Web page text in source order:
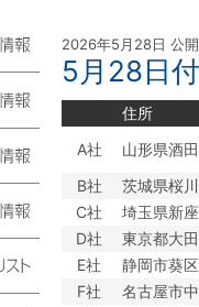
2026年5月28日 公開
5月28日
住所
A社
山形県酒
B社
茨城県桜
C社
埼玉県新
D社
東京都大
E社
静岡市葵区
F社
名古屋市